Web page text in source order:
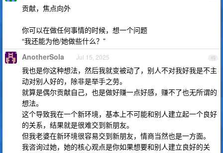
贡献，焦点向外
你可以在做任何事情的时候，想一个问题
“我还能为他/她做些什么？”
49
AnotherSola Jul 15, 2025
我也是你这种想法，然后我就变被动了，别人不对我好我是不主
动对别人好的，除非是举手之劳。
就算是偶尔贡献自己，也是做好赚一点好感，赚不了也无所谓的
想法。
这个导致我在一个新环境，基本上不可能和别人建立起一个良好
的关系，结果就是很难交到新朋友。
但我老婆在新环境很容易交到新朋友，情商当然也是一方面。
我咨询过她，她的核心观点是你如果想要和别人建立良好的关